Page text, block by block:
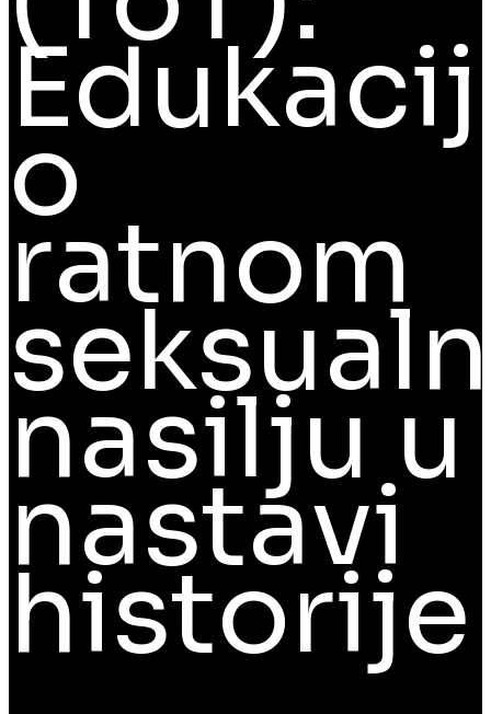
o
ratnom
nasilju u
nastavi
historije